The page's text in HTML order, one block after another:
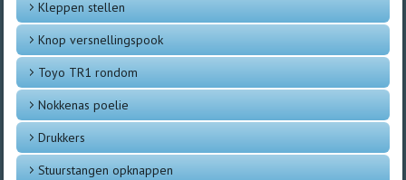
Kleppen stellen
Knop versnellingspook
Toyo TR1 rondom
Nokkenas poelie
Drukkers
Stuurstangen opknappen